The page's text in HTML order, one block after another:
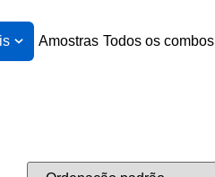
Amostras Todos os combos